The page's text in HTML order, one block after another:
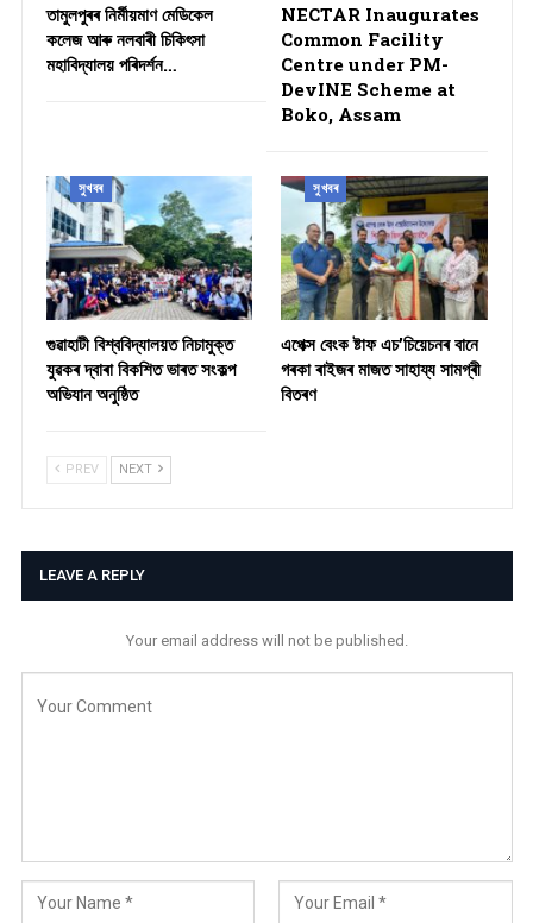
তামুলপুৰৰ নিৰ্মীয়মাণ মেডিকেল
কলেজ আৰু নলবাৰী চিকিৎসা
মহাবিদ্যালয় পৰিদৰ্শন…
NECTAR Inaugurates
Common Facility
Centre under PM-
DevINE Scheme at
Boko, Assam
সুখবৰ
গুৱাহাটী বিশ্ববিদ্যালয়ত নিচামুক্ত
যুৱকৰ দ্বাৰা বিকশিত ভাৰত সংকল্প
অভিযান অনুষ্ঠিত
সুখবৰ
​এপেক্স বেংক ষ্টাফ এচ’চিয়েচনৰ বানে
গৰকা ৰাইজৰ মাজত সাহায্য সামগ্ৰী
বিতৰণ ​
PREV NEXT
LEAVE A REPLY
Your email address will not be published.